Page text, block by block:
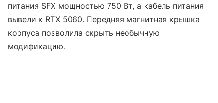
питания SFX мощностью 750 Вт, а кабель питания
вывели к RTX 5060. Передняя магнитная крышка
корпуса позволила скрыть необычную
модификацию.